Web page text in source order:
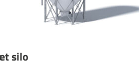
silo